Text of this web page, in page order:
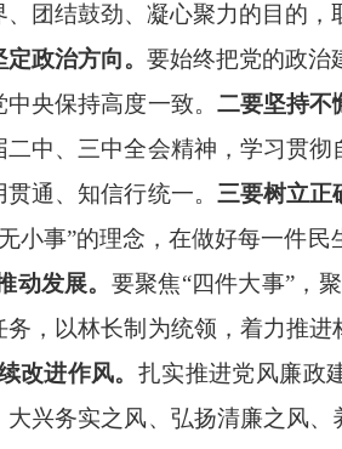
团结鼓劲、凝心聚力的目的，
定政治方向。要始终把党的政治
央保持高度一致。 二要坚持不
中、三中全会精神，学习贯
通、知信行统一。 三要树立正
小事”的理念，在做好每一件
动发展。 要聚焦“四件大事”，
务，以林长制为统领，着力推
改进作风。 扎实推进党风廉政
兴务实之风、弘扬清廉之风、